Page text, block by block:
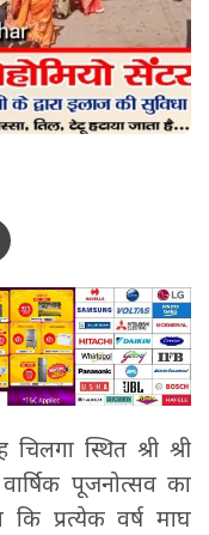
चिलगा स्थित श्री श्री
पूजनोत्सव का
प्रत्येक वर्ष माघ